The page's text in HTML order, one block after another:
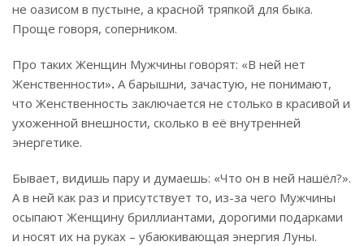
не оазисом в пустыне, а красной тряпкой для быка.
Проще говоря, соперником.
Про таких Женщин Мужчины говорят: «В ней нет
Женственности». А барышни, зачастую, не понимают,
что Женственность заключается не столько в красивой и
ухоженной внешности, сколько в её внутренней
энергетике.
Бывает, видишь пару и думаешь: «Что он в ней нашёл?».
А в ней как раз и присутствует то, из-за чего Мужчины
осыпают Женщину бриллиантами, дорогими подарками
и носят их на руках – убаюкивающая энергия Луны.